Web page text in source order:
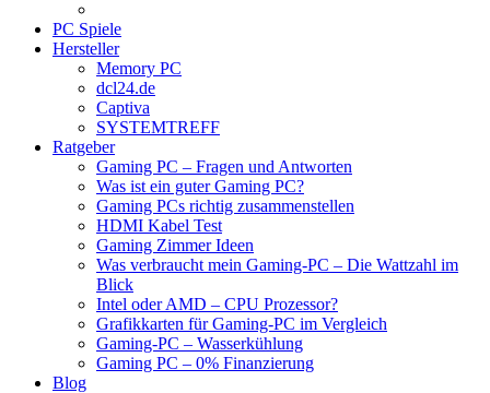
PC Spiele
Hersteller
Memory PC
dcl24.de
Captiva
SYSTEMTREFF
Ratgeber
Gaming PC – Fragen und Antworten
Was ist ein guter Gaming PC?
Gaming PCs richtig zusammenstellen
HDMI Kabel Test
Gaming Zimmer Ideen
Was verbraucht mein Gaming-PC – Die Wattzahl im
Blick
Intel oder AMD – CPU Prozessor?
Grafikkarten für Gaming-PC im Vergleich
Gaming-PC – Wasserkühlung
Gaming PC – 0% Finanzierung
Blog